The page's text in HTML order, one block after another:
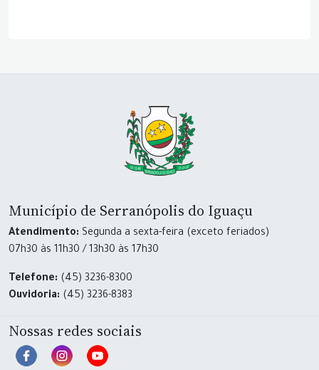
Município de Serranópolis do Iguaçu
Atendimento: Segunda a sexta-feira (exceto feriados)
07h30 às 11h30 / 13h30 às 17h30
Telefone: (45) 3236-8300
Ouvidoria: (45) 3236-8383
Nossas redes sociais